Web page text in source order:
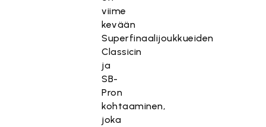
viime
kevään
Superfinaalijoukkueiden
Classicin
ja
SB-
Pron
kohtaaminen,
joka